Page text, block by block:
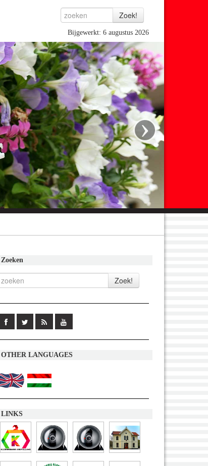
Bijgewerkt: 6 augustus 2026
›
Zoeken
OTHER LANGUAGES
LINKS